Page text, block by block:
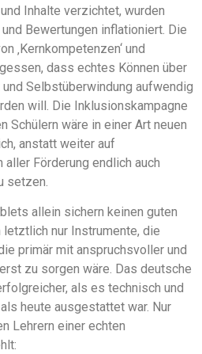
Inhalte verzichtet, wurden
Bewertungen inflationiert. Die
‚Kernkompetenzen‘ und
dass echtes Können über
Selbstüberwindung aufwendig
will. Die Inklusionskampagne
Schülern wäre in einer Art neuen
anstatt weiter auf
Förderung endlich auch
setzen.
allein sichern keinen guten
nur Instrumente, die
primär mit anspruchsvoller und
zu sorgen wäre. Das deutsche
als es technisch und
heute ausgestattet war. Nur
Lehrern einer echten